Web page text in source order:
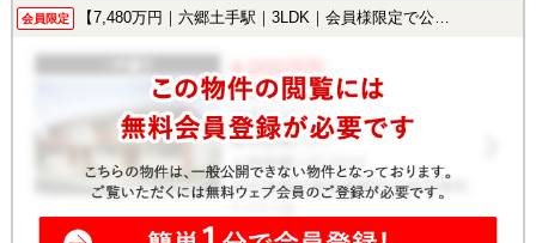
会員限定 【7,480万円｜六郷土手駅｜3LDK｜会員様限定で公開中！】